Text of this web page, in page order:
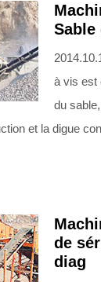
Sable
à vis est
du
et la digue
de
diag